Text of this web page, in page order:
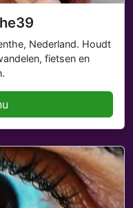
Nederland. Houdt
fietsen en